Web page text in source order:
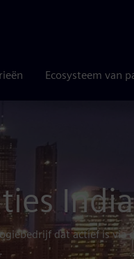
Ecosysteem van
India
dat actief is via